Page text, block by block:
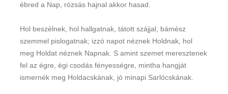
ébred a Nap, rózsás hajnal akkor hasad.
Hol beszélnek, hol hallgatnak, tátott szájjal, bámész
szemmel pislogatnak; izzó napot néznek Holdnak, hol
meg Holdat néznek Napnak. S amint szemet meresztenek
fel az égre, égi csodás fényességre, mintha hangját
ismernék meg Holdacskának, jó minapi Sarlócskának.